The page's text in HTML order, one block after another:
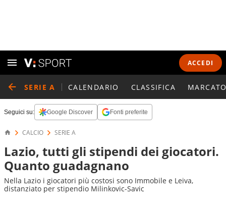
ACCEDI
SERIE A CALENDARIO CLASSIFICA
Seguici su: Google Discover Fonti preferite
CALCIO SERIE A
Lazio, tutti gli stipendi dei giocatori.
Quanto guadagnano
Nella Lazio i giocatori più costosi sono Immobile e Leiva,
distanziato per stipendio Milinkovic-Savic